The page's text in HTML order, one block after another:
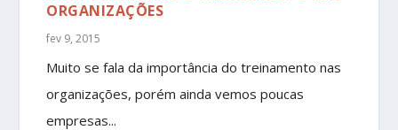
ORGANIZAÇÕES
fev 9, 2015
Muito se fala da importância do treinamento nas
organizações, porém ainda vemos poucas
empresas...